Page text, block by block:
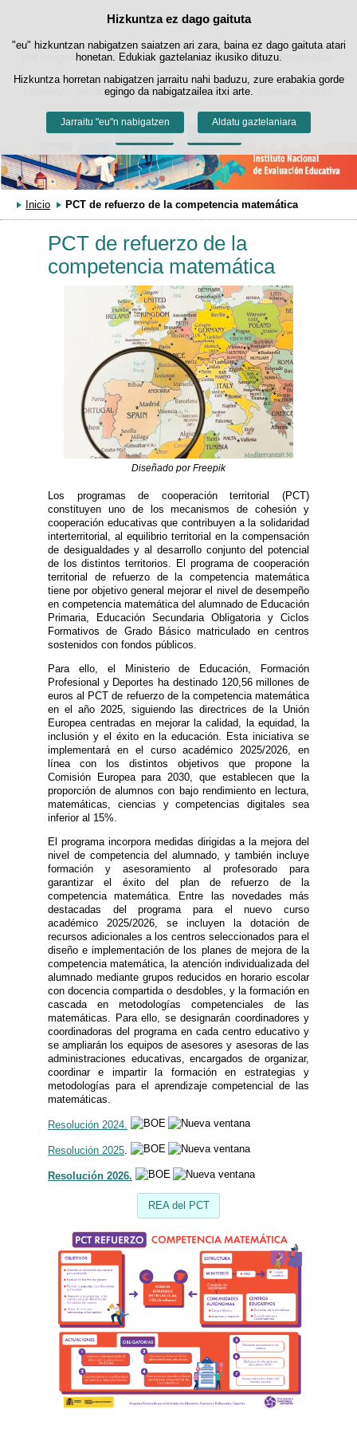
Cookie politika
Webgune honek berezko cookie-ak erabiltzen ditu nabigazioa errazteko
eta hirugarrenen cookie-ak erabilera- eta gogobetetasun-estatistikak
Informazio gehiago lor dezakezu gure "Cookie-ak" atalean,
Onartu Ukatu
Hizkuntza ez dago gaituta
"eu" hizkuntzan nabigatzen saiatzen ari zara, baina ez dago gaituta atari
honetan. Edukiak gaztelaniaz ikusiko dituzu.
Hizkuntza horretan nabigatzen jarraitu nahi baduzu, zure erabakia gorde
egingo da nabigatzailea itxi arte.
Jarraitu "eu"n nabigatzen Aldatu gaztelaniara
Edukira salto egin
Inicio PCT de refuerzo de la competencia matemática
PCT de refuerzo de la
competencia matemática
Diseñado por Freepik
Los programas de cooperación territorial (PCT)
constituyen uno de los mecanismos de cohesión y
cooperación educativas que contribuyen a la solidaridad
interterritorial, al equilibrio territorial en la compensación
de desigualdades y al desarrollo conjunto del potencial
de los distintos territorios. El programa de cooperación
territorial de refuerzo de la competencia matemática
tiene por objetivo general mejorar el nivel de desempeño
en competencia matemática del alumnado de Educación
Primaria, Educación Secundaria Obligatoria y Ciclos
Formativos de Grado Básico matriculado en centros
sostenidos con fondos públicos.
Para ello, el Ministerio de Educación, Formación
Profesional y Deportes ha destinado 120,56 millones de
euros al PCT de refuerzo de la competencia matemática
en el año 2025, siguiendo las directrices de la Unión
Europea centradas en mejorar la calidad, la equidad, la
inclusión y el éxito en la educación. Esta iniciativa se
implementará en el curso académico 2025/2026, en
línea con los distintos objetivos que propone la
Comisión Europea para 2030, que establecen que la
proporción de alumnos con bajo rendimiento en lectura,
matemáticas, ciencias y competencias digitales sea
inferior al 15%.
El programa incorpora medidas dirigidas a la mejora del
nivel de competencia del alumnado, y también incluye
formación y asesoramiento al profesorado para
garantizar el éxito del plan de refuerzo de la
competencia matemática. Entre las novedades más
destacadas del programa para el nuevo curso
académico 2025/2026, se incluyen la dotación de
recursos adicionales a los centros seleccionados para el
diseño e implementación de los planes de mejora de la
competencia matemática, la atención individualizada del
alumnado mediante grupos reducidos en horario escolar
con docencia compartida o desdobles, y la formación en
cascada en metodologías competenciales de las
matemáticas. Para ello, se designarán coordinadores y
coordinadoras del programa en cada centro educativo y
se ampliarán los equipos de asesores y asesoras de las
administraciones educativas, encargados de organizar,
coordinar e impartir la formación en estrategias y
metodologías para el aprendizaje competencial de las
matemáticas.
Resolución 2024.
Resolución 2025.
Resolución 2026.
REA del PCT